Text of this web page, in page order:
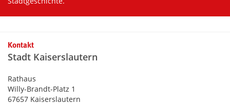
Kontakt
Stadt Kaiserslautern
Rathaus
Willy-Brandt-Platz 1
67657 Kaiserslautern